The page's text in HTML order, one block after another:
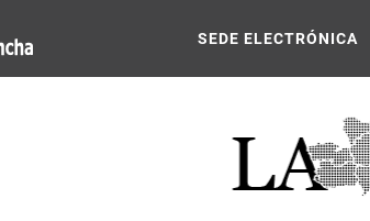
de Castilla-
SEDE ELECTRÓNICA